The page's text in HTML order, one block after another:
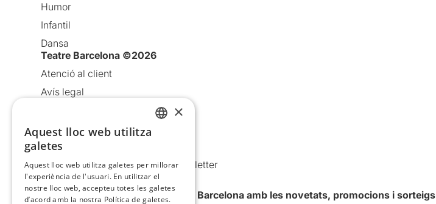
Humor
Infantil
Dansa
Teatre Barcelona ©2026
Atenció al client
Avís legal
Política de cookies
Condicions d’ús
Comunicacions comercials i Newsletter
Anuncia’t
Vull rebre la newsletter de Teatre Barcelona amb les novetats, promocions i sorteigs
×
Aquest lloc web utilitza
galetes
Aquest lloc web utilitza galetes per millorar
l'experiència de l'usuari. En utilitzar el
nostre lloc web, accepteu totes les galetes
d’acord amb la nostra Política de galetes.